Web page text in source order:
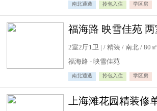
南北通透 拎包入住 学区房
2室2厅1卫 | / 精装 / 南北 / 80㎡
福海路 - 映雪佳苑
南北通透 拎包入住 学区房